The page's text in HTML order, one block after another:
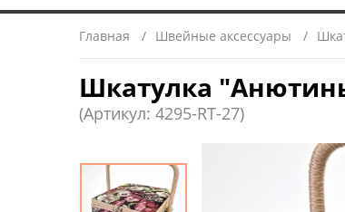
Главная Швейные аксессуары
Шкатулка "Анютины
(Артикул: 4295-RT-27)